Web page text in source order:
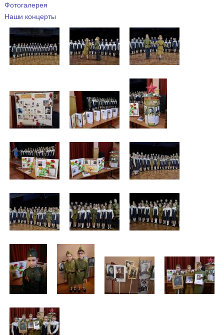
Фотогалерея
Наши концерты